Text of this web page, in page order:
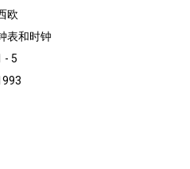
欧
表和时钟
- 5